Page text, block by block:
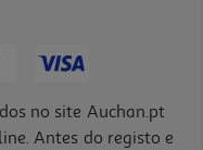
no site Auchan.pt
Antes do registo e